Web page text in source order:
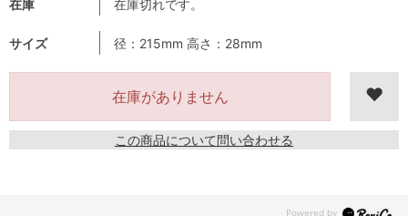
在庫 在庫切れです。
サイズ 径：215mm 高さ：28mm
在庫がありません
この商品について問い合わせる